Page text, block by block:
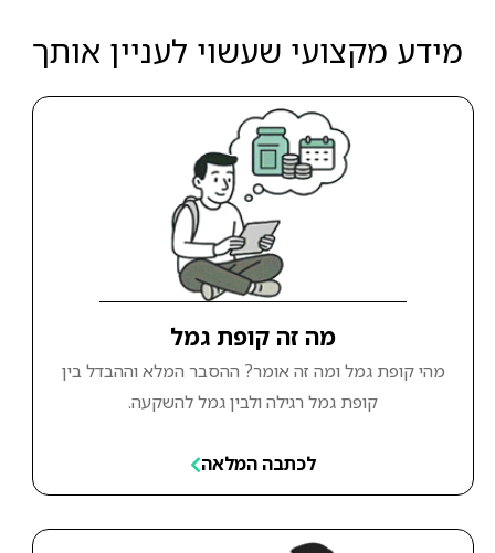
מידע מקצועי שעשוי לעניין אותך
מה זה קופת גמל
מהי קופת גמל ומה זה אומר? ההסבר המלא וההבדל בין
קופת גמל רגילה ולבין גמל להשקעה.
לכתבה המלאה